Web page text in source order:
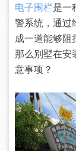
联系厂家
电子围栏是一
警系统，通过
成一道能够阻
那么别墅在安
意事项？